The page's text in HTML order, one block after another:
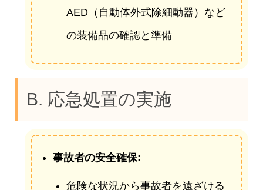
AED（自動体外式除細動器）など
の装備品の確認と準備
B. 応急処置の実施
事故者の安全確保:
危険な状況から事故者を遠ざける